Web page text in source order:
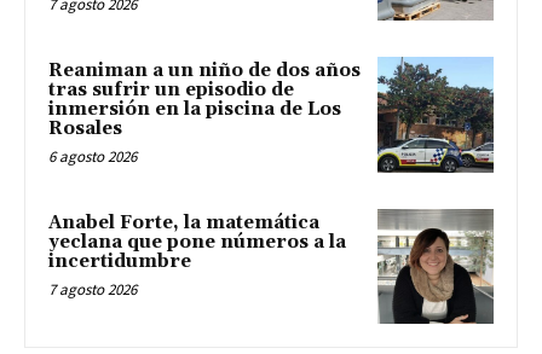
7 agosto 2026
Reaniman a un niño de dos años
tras sufrir un episodio de
inmersión en la piscina de Los
Rosales
6 agosto 2026
Anabel Forte, la matemática
yeclana que pone números a la
incertidumbre
7 agosto 2026